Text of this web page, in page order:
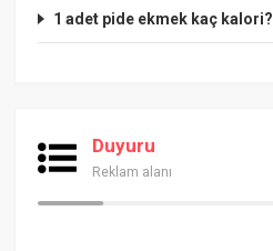
1 adet pide ekmek kaç kalori?
Duyuru
Reklam alanı